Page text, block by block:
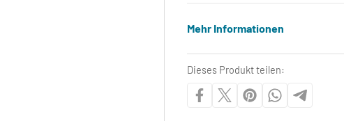
Mehr Informationen
Dieses Produkt teilen: